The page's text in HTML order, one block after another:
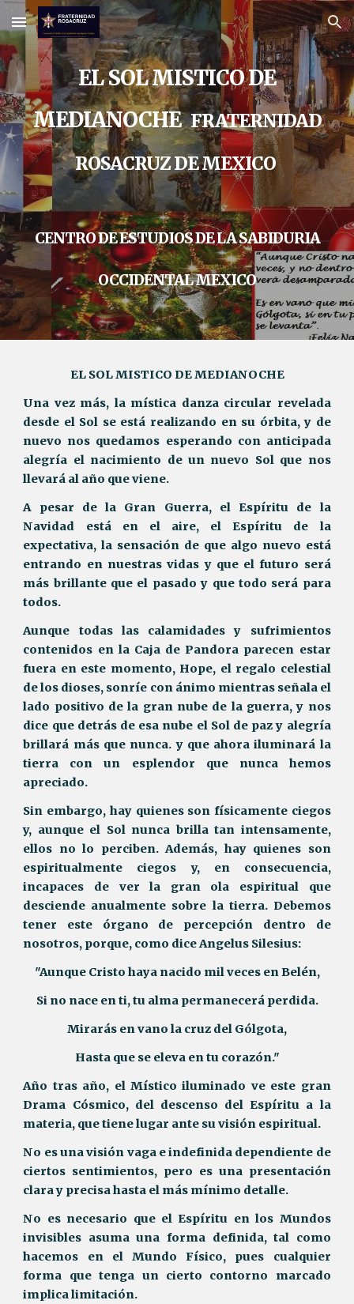
Skip to main content Skip to navigation
EL SOL MISTICO DE
MEDIANOCHE FRATERNIDAD
ROSACRUZ DE MEXICO
CENTRO DE ESTUDIOS DE LA SABIDURIA
OCCIDENTAL MEXICO
EL SOL MISTICO DE MEDIANOCHE
Una vez más, la mística danza circular revelada
desde el Sol se está realizando en su órbita, y de
nuevo nos quedamos esperando con anticipada
alegría el nacimiento de un nuevo Sol que nos
llevará al año que viene.
A pesar de la Gran Guerra, el Espíritu de la
Navidad está en el aire, el Espíritu de la
expectativa, la sensación de que algo nuevo está
entrando en nuestras vidas y que el futuro será
más brillante que el pasado y que todo será para
todos.
Aunque todas las calamidades y sufrimientos
contenidos en la Caja de Pandora parecen estar
fuera en este momento, Hope, el regalo celestial
de los dioses, sonríe con ánimo mientras señala el
lado positivo de la gran nube de la guerra, y nos
dice que detrás de esa nube el Sol de paz y alegría
brillará más que nunca. y que ahora iluminará la
tierra con un esplendor que nunca hemos
apreciado.
Sin embargo, hay quienes son físicamente ciegos
y, aunque el Sol nunca brilla tan intensamente,
ellos no lo perciben. Además, hay quienes son
espiritualmente ciegos y, en consecuencia,
incapaces de ver la gran ola espiritual que
desciende anualmente sobre la tierra. Debemos
tener este órgano de percepción dentro de
nosotros, porque, como dice Angelus Silesius:
"Aunque Cristo haya nacido mil veces en Belén,
Si no nace en ti, tu alma permanecerá perdida.
Mirarás en vano la cruz del Gólgota,
Hasta que se eleva en tu corazón."
Año tras año, el Místico iluminado ve este gran
Drama Cósmico, del descenso del Espíritu a la
materia, que tiene lugar ante su visión espiritual.
No es una visión vaga e indefinida dependiente de
ciertos sentimientos, pero es una presentación
clara y precisa hasta el más mínimo detalle.
No es necesario que el Espíritu en los Mundos
invisibles asuma una forma definida, tal como
hacemos en el Mundo Físico, pues cualquier
forma que tenga un cierto contorno marcado
implica limitación.